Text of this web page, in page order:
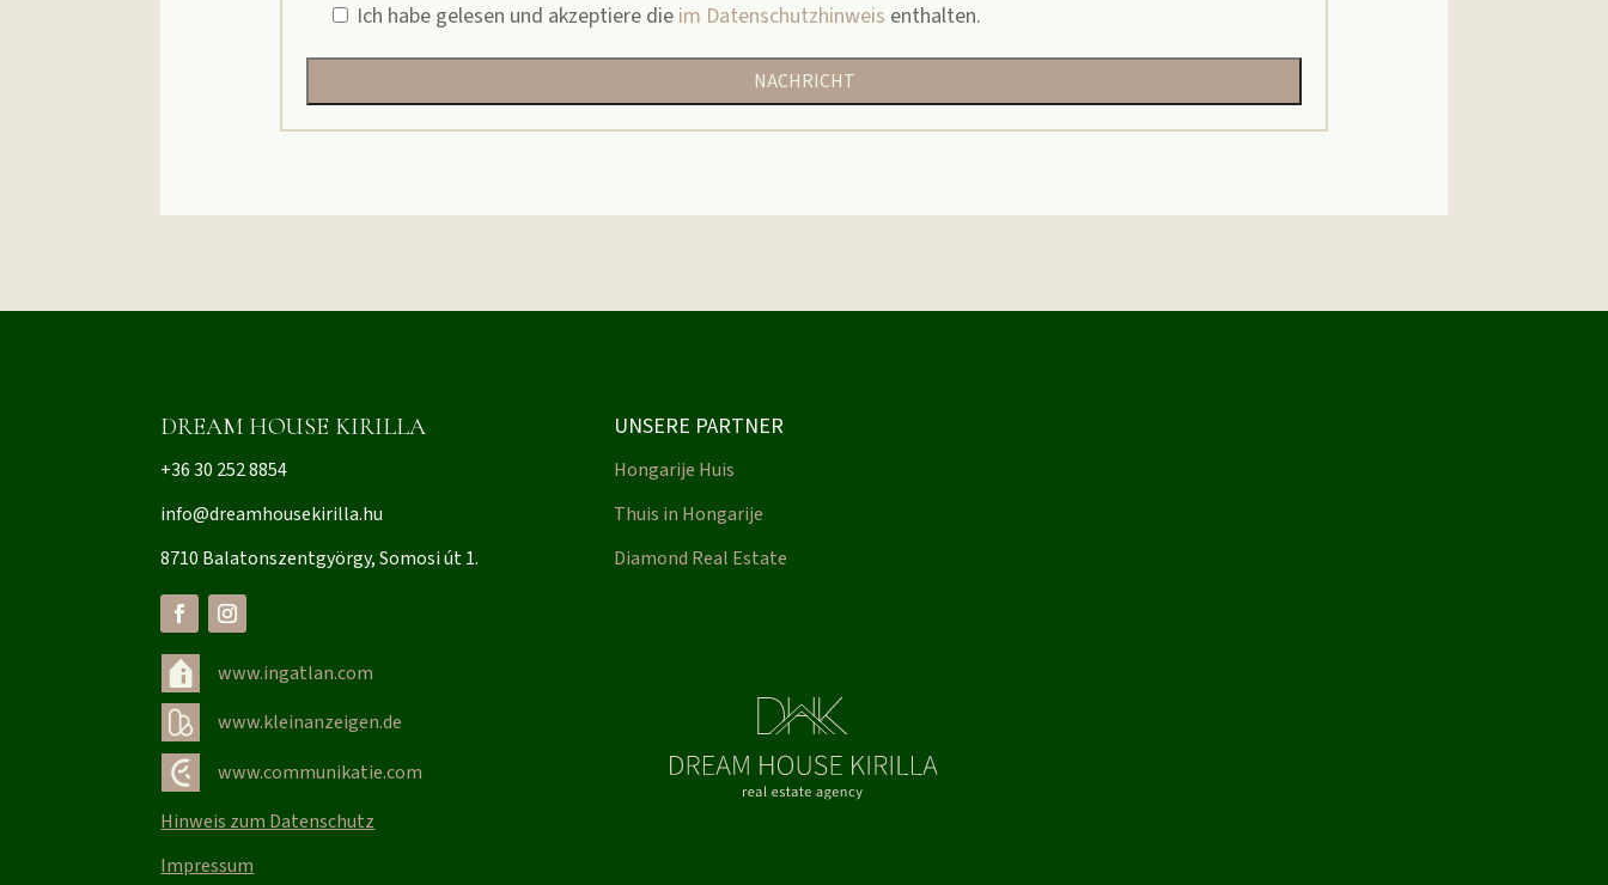
Ich habe gelesen und akzeptiere die im Datenschutzhinweis enthalten.
DREAM HOUSE KIRILLA
+36 30 252 8854
info@dreamhousekirilla.hu
8710 Balatonszentgyörgy, Somosi út 1.
www.ingatlan.com
www.kleinanzeigen.de
www.communikatie.com
Hinweis zum Datenschutz
Impressum
UNSERE PARTNER
Hongarije Huis
Thuis in Hongarije
Diamond Real Estate